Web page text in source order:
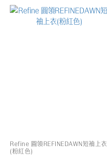
Refine 圓領REFINEDAWN短袖上衣
(粉紅色)